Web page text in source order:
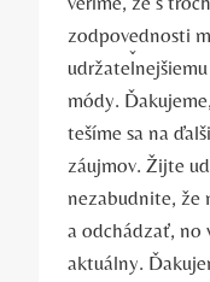
zodpovednosti
módy.
tešíme sa na
záujmov. Žijte
nezabudnite, že
a odchádzať, no
aktuálny.